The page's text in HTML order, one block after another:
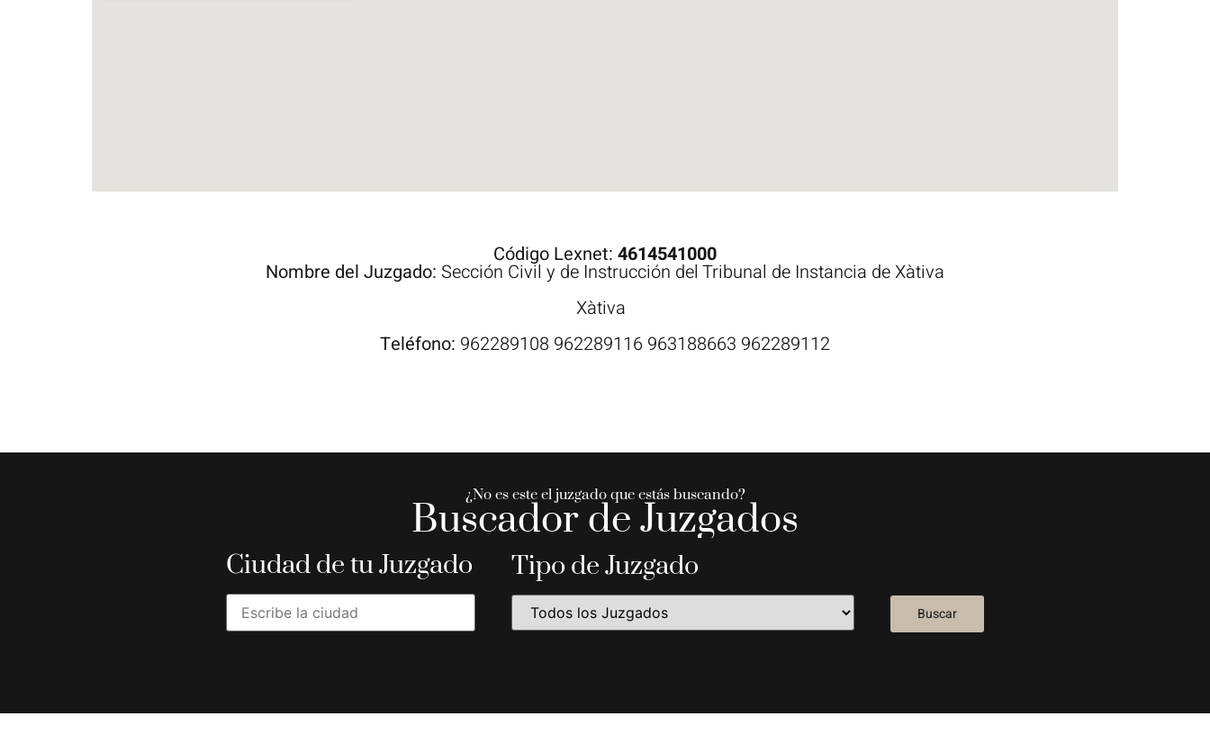
Código Lexnet: 4614541000
Nombre del Juzgado: Sección Civil y de Instrucción del Tribunal de Instancia de Xàtiva
Xàtiva
Teléfono: 962289108 962289116 963188663 962289112
¿No es este el juzgado que estás buscando?
Buscador de Juzgados
Ciudad de tu Juzgado Tipo de Juzgado